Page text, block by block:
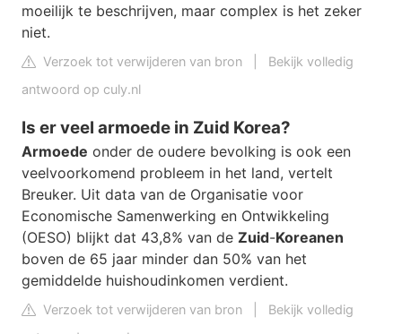
moeilijk te beschrijven, maar complex is het zeker
niet.
Verzoek tot verwijderen van bron
Bekijk volledig
antwoord op culy.nl
Is er veel armoede in Zuid Korea?
Armoede onder de oudere bevolking is ook een
veelvoorkomend probleem in het land, vertelt
Breuker. Uit data van de Organisatie voor
Economische Samenwerking en Ontwikkeling
(OESO) blijkt dat 43,8% van de Zuid-Koreanen
boven de 65 jaar minder dan 50% van het
gemiddelde huishoudinkomen verdient.
Verzoek tot verwijderen van bron
Bekijk volledig